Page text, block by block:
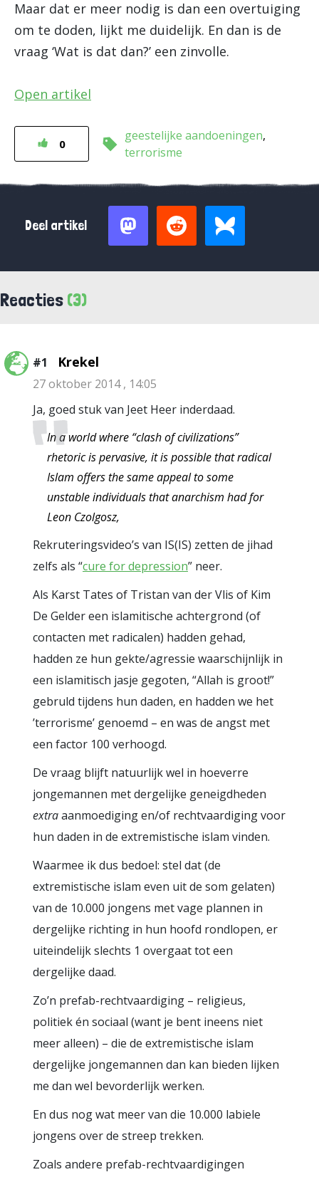
Maar dat er meer nodig is dan een overtuiging
om te doden, lijkt me duidelijk. En dan is de
vraag ‘Wat is dat dan?’ een zinvolle.
Open artikel
0
geestelijke aandoeningen
terrorisme
Deel artikel
Reacties (3)
#1 Krekel
27 oktober 2014 , 14:05
Ja, goed stuk van Jeet Heer inderdaad.
In a world where “clash of civilizations”
rhetoric is pervasive, it is possible that radical
Islam offers the same appeal to some
unstable individuals that anarchism had for
Leon Czolgosz,
Rekruteringsvideo’s van IS(IS) zetten de jihad
zelfs als “cure for depression” neer.
Als Karst Tates of Tristan van der Vlis of Kim
De Gelder een islamitische achtergrond (of
contacten met radicalen) hadden gehad,
hadden ze hun gekte/agressie waarschijnlijk in
een islamitisch jasje gegoten, “Allah is groot!”
gebruld tijdens hun daden, en hadden we het
’terrorisme’ genoemd – en was de angst met
een factor 100 verhoogd.
De vraag blijft natuurlijk wel in hoeverre
jongemannen met dergelijke geneigdheden
extraaanmoediging en/of rechtvaardiging voor
hun daden in de extremistische islam vinden.
Waarmee ik dus bedoel: stel dat (de
extremistische islam even uit de som gelaten)
van de 10.000 jongens met vage plannen in
dergelijke richting in hun hoofd rondlopen, er
uiteindelijk slechts 1 overgaat tot een
dergelijke daad.
Zo’n prefab-rechtvaardiging – religieus,
politiek én sociaal (want je bent ineens niet
meer alleen) – die de extremistische islam
dergelijke jongemannen dan kan bieden lijken
me dan wel bevorderlijk werken.
En dus nog wat meer van die 10.000 labiele
jongens over de streep trekken.
Zoals andere prefab-rechtvaardigingen